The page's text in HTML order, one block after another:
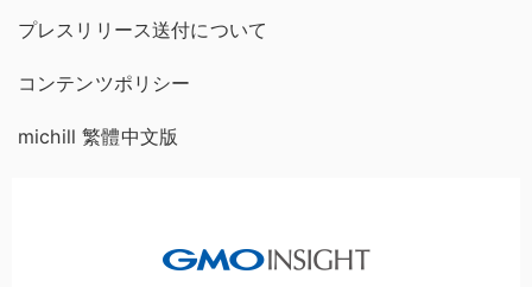
プレスリリース送付について
コンテンツポリシー
michill 繁體中文版